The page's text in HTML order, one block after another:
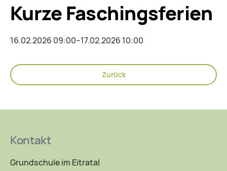
Kurze Faschingsferien
16.02.2026 09:00–17.02.2026 10:00
Zurück
Kontakt
Grundschule im Eitratal